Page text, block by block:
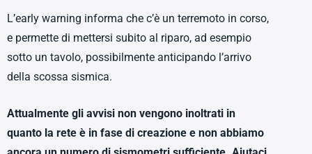
L’early warning informa che c’è un terremoto in corso,
e permette di mettersi subito al riparo, ad esempio
sotto un tavolo, possibilmente anticipando l’arrivo
della scossa sismica.
Attualmente gli avvisi non vengono inoltrati in
quanto la rete è in fase di creazione e non abbiamo